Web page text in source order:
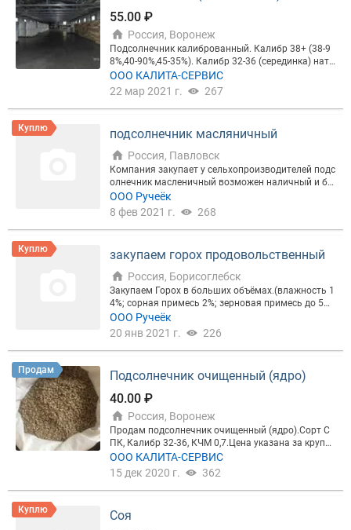
55.00 ₽
Россия, Воронеж
Подсолнечник калиброванный. Калибр 38+ (38-9
8%,40-90%,45-35%). Калибр 32-36 (серединка) нату
ра 350гр., КЧМ 0,8, длина 5%. Фасовка в мешок . Л
ибо Биг-Бег 460кг. Отгрузка от 20тн. В наличии,ур
ожай 2020г. Семечка подсолнечника. Калибровк
а. Подсолнечник. Семечки. Лакомка,СПК,ДЖИН,Д
ООО КАЛИТА-СЕРВИС
22 мар 2021 г.
267
Куплю подсолнечник масляничный
Россия, Павловск
Компания закупает у сельхопроизводителей подс
олнечник масленичный возможен наличный и бе
зналичные расчеты. Оплата по факту по зачёту.м
асло не мене 48% сорр до 3 влага до 8 кислота до
ООО Ручеёк
8 фев 2021 г.
268
Куплю закупаем горох продовольственный
Россия, Борисоглебск
Закупаем Горох в больших объёмах.(влажность 1
4%; сорная примесь 2%; зерновая примесь до 5%,
битые (половинки) менее 5%; другого цвета менее
3%)
ООО Ручеёк
20 янв 2021 г.
226
Продам
Подсолнечник очищенный (ядро)
40.00 ₽
Россия, Воронеж
Продам подсолнечник очищенный (ядро).Сорт С
ПК, Калибр 32-36, КЧМ 0,7.Цена указана за крупк
у.
ООО КАЛИТА-СЕРВИС
15 дек 2020 г.
362
Куплю
Соя